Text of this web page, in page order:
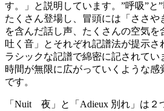
す。」と説明しています。”呼吸”と
たくさん登場し、冒頭には「ささ
を含んだ話し声、たくさんの空気を
吐く音」とそれぞれ記譜法が提示さ
ラシックな記譜で綿密に記されてい
時間が無限に広がっていくような感
です。
「Nuit 夜」と「Adieux 別れ」は２